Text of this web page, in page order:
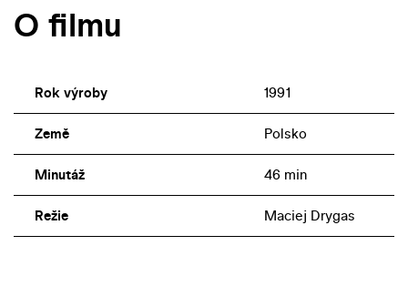
O filmu
Rok výroby 1991
Země Polsko
Minutáž 46 min
Režie Maciej Drygas